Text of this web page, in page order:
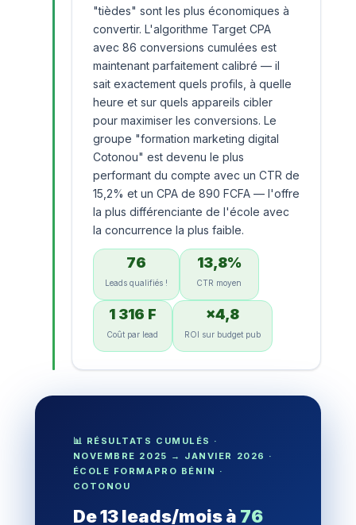
"tièdes" sont les plus économiques à
convertir. L'algorithme Target CPA
avec 86 conversions cumulées est
maintenant parfaitement calibré — il
sait exactement quels profils, à quelle
heure et sur quels appareils cibler
pour maximiser les conversions. Le
groupe "formation marketing digital
Cotonou" est devenu le plus
performant du compte avec un CTR de
15,2% et un CPA de 890 FCFA — l'offre
la plus différenciante de l'école avec
la concurrence la plus faible.
76
Leads qualifiés !
13,8%
CTR moyen
1 316 F
Coût par lead
×4,8
ROI sur budget pub
📊 RÉSULTATS CUMULÉS ·
NOVEMBRE 2025 → JANVIER 2026 ·
ÉCOLE FORMAPRO BÉNIN ·
COTONOU
De 13 leads/mois à 76